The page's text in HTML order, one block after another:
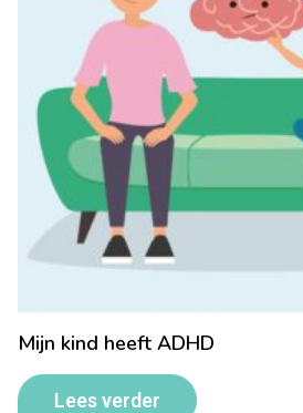
Mijn kind heeft ADHD
Lees verder